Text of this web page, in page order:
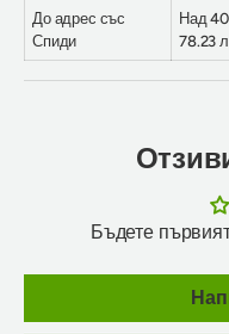
До адрес със
Спиди
Над
78.23
Бъдете